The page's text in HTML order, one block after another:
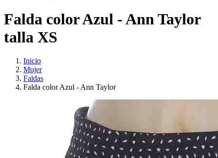
Falda color Azul - Ann Taylor
talla XS
Inicio
Mujer
Faldas
Falda color Azul - Ann Taylor